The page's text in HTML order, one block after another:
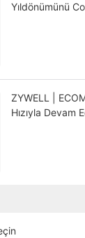
Yıldönümünü
ZYWELL |
Hızıyla Devam